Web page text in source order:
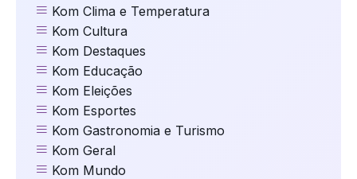
Kom Clima e Temperatura
Kom Cultura
Kom Destaques
Kom Educação
Kom Eleições
Kom Esportes
Kom Gastronomia e Turismo
Kom Geral
Kom Mundo